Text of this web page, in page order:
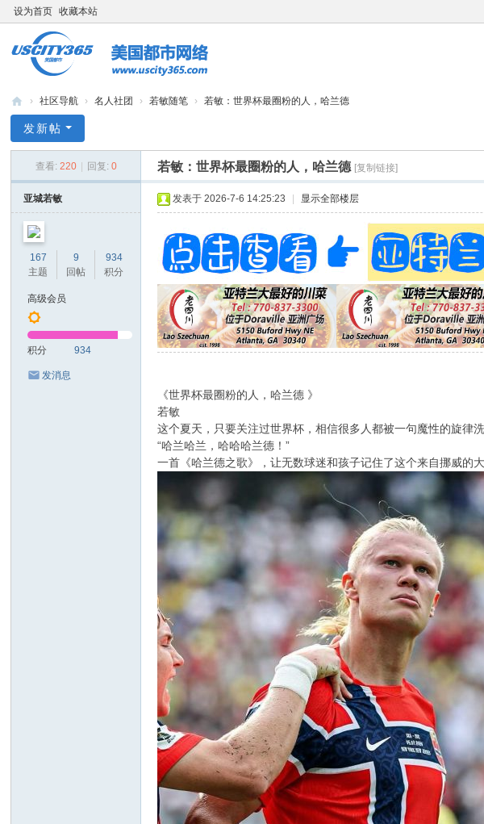
设为首页 收藏本站
s.
65
› 社区导航 › 名人社团 › 若敏随笔 › 若敏：世界杯最圈粉的人，哈兰德
发新帖
查看: 220 回复: 0 若敏：世界杯最圈粉的人，哈兰德 [复制链接]
亚城若敏
167
主题
9
回帖
934
积分
高级会员
积分 934
发消息
发表于 2026-7-6 14:25:23 显示全部楼层
《世界杯最圈粉的人，哈兰德 》
若敏
这个夏天，只要关注过世界杯，相信很多人都被一句魔性的旋律洗
“哈兰哈兰，哈哈哈兰德！”
一首《哈兰德之歌》，让无数球迷和孩子记住了这个来自挪威的